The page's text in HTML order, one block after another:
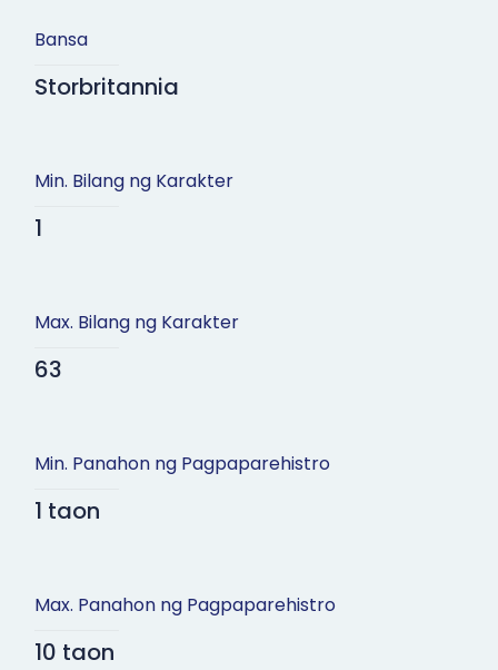
Bansa
Storbritannia
Min. Bilang ng Karakter
1
Max. Bilang ng Karakter
63
Min. Panahon ng Pagpaparehistro
1 taon
Max. Panahon ng Pagpaparehistro
10 taon